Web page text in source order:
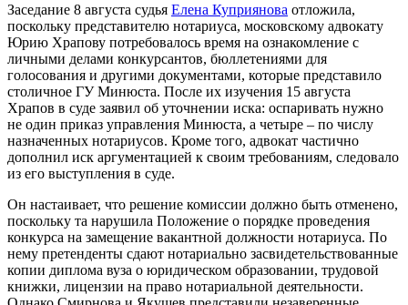
Заседание 8 августа судья Елена Куприянова отложила,
поскольку представителю нотариуса, московскому адвокату
Юрию Храпову потребовалось время на ознакомление с
личными делами конкурсантов, бюллетениями для
голосования и другими документами, которые представило
столичное ГУ Минюста. После их изучения 15 августа
Храпов в суде заявил об уточнении иска: оспаривать нужно
не один приказ управления Минюста, а четыре – по числу
назначенных нотариусов. Кроме того, адвокат частично
дополнил иск аргументацией к своим требованиям, следовало
из его выступления в суде.
Он настаивает, что решение комиссии должно быть отменено,
поскольку та нарушила Положение о порядке проведения
конкурса на замещение вакантной должности нотариуса. По
нему претенденты сдают нотариально засвидетельствованные
копии диплома вуза о юридическом образовании, трудовой
книжки, лицензии на право нотариальной деятельности.